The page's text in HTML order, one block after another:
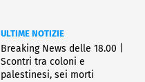
ULTIME NOTIZIE
Breaking News delle 18.00 |
Scontri tra coloni e
palestinesi, sei morti